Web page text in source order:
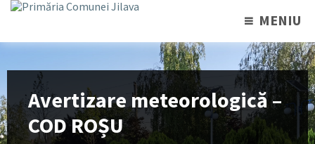
MENIU
Avertizare meteorologică –
COD ROȘU